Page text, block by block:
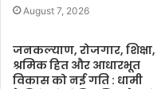
August 7, 2026
जनकल्याण, रोजगार, शिक्षा,
श्रमिक हित और आधारभूत
विकास को नई गति : धामी